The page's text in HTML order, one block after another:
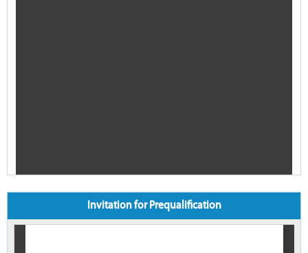
Invitation for Prequalification